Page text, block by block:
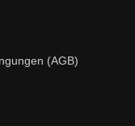
(AGB)